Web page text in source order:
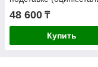
48 600 ₸
Купить